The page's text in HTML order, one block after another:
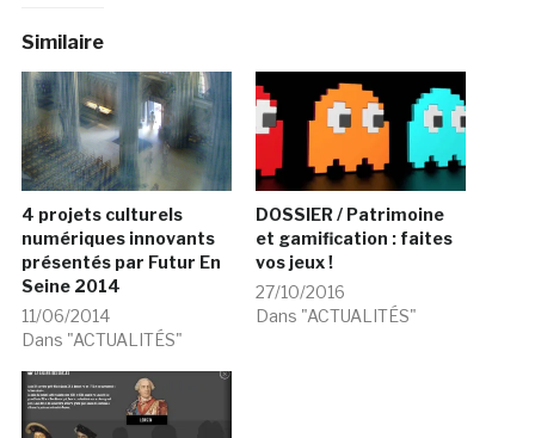
Similaire
4 projets culturels
numériques innovants
présentés par Futur En
Seine 2014
11/06/2014
Dans "ACTUALITÉS"
DOSSIER / Patrimoine
et gamification : faites
vos jeux !
27/10/2016
Dans "ACTUALITÉS"